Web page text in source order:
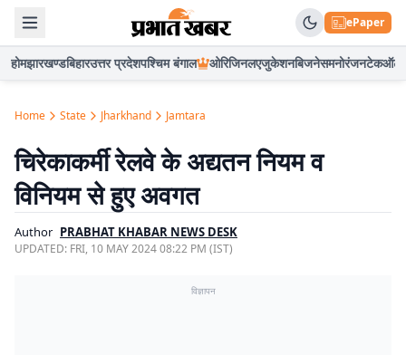
ePaper
होमझारखण्डबिहारउत्तर प्रदेशपश्चिम बंगाल ओरिजिनलएजुकेशनबिजनेसमनोरंजनटेकऑटो
Home State Jharkhand Jamtara
चिरेकाकर्मी रेलवे के अद्यतन नियम व
विनियम से हुए अवगत
Author PRABHAT KHABAR NEWS DESK
UPDATED: FRI, 10 MAY 2024 08:22 PM (IST)
विज्ञापन